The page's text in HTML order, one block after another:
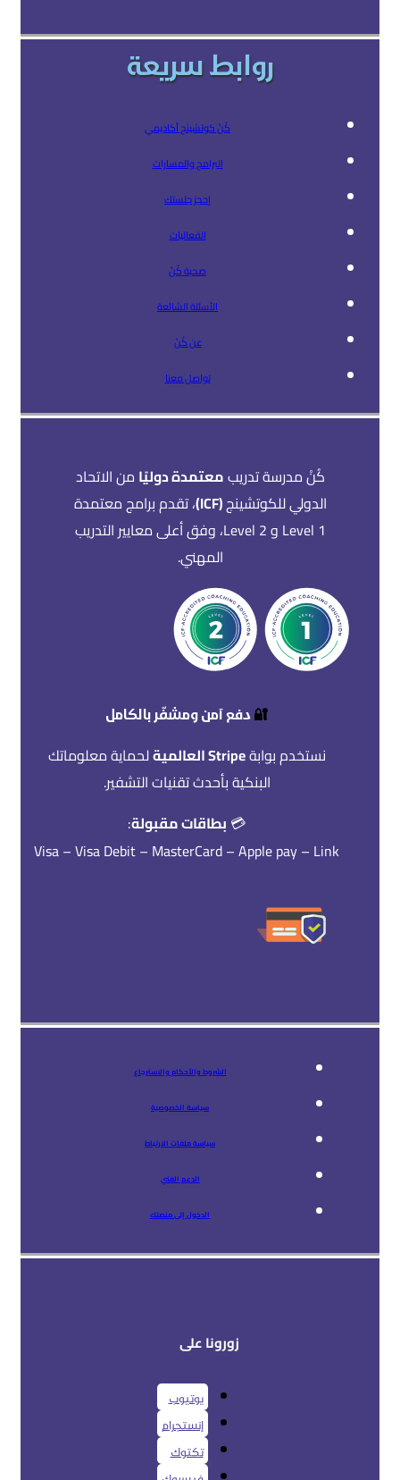
روابط سريعة
كُنْ كوتشينج أكاديمي
البرامج والمسارات
إحجز جلستك
الفعاليات
صحبة كُنْ
الأسئلة الشائعة
عن كُنْ
تواصل معنا
كُنْ مدرسة تدريبمعتمدة دوليًا من الاتحاد
الدولي للكوتشينج(ICF)
، تقدم برامج معتمدة
Level 1 و Level 2، وفق أعلى معايير التدريب
المهني.
🔐 دفع آمن ومشفّر بالكامل
نستخدم بوابةStripe العالمية
لحماية معلوماتك
البنكية بأحدث تقنيات التشفير.
💳 بطاقات مقبولة:
Visa – Visa Debit – MasterCard – Apple pay – Link
الشروط والأحكام والاسترجاع
سياسة الخصوصية
سياسة ملفات الارتباط
الدعم الفني
الدخول إلى منصتك
زورونا على
يوتيوب
إنستجرام
تكتوك